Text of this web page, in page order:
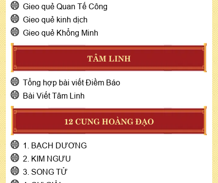
Gieo quẻ Quan Tế Công
Gieo quẻ kinh dịch
Gieo quẻ Khổng Minh
TÂM LINH
Tổng hợp bài viết Điềm Báo
Bài Viết Tâm Linh
12 CUNG HOÀNG ĐẠO
1. BẠCH DƯƠNG
2. KIM NGƯU
3. SONG TỬ